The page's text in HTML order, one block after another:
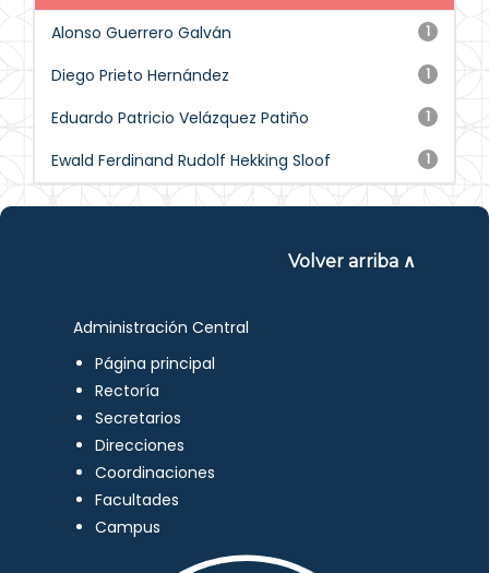
1
Alonso Guerrero Galván
1
Diego Prieto Hernández
1
Eduardo Patricio Velázquez Patiño
1
Ewald Ferdinand Rudolf Hekking Sloof
Volver arriba ∧
Administración Central
Página principal
Rectoría
Secretarios
Direcciones
Coordinaciones
Facultades
Campus